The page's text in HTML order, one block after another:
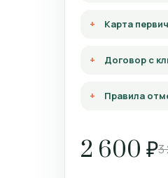
Карта
Договор с
Правила
2 600 ₽3